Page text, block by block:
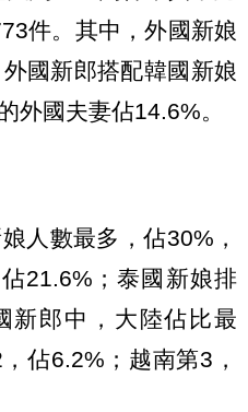
件。其中，外國新娘
國新郎搭配韓國新娘
外國夫妻佔14.6%。
人數最多，佔30%，
21.6%；泰國新娘排
新郎中，大陸佔比最
佔6.2%；越南第3，